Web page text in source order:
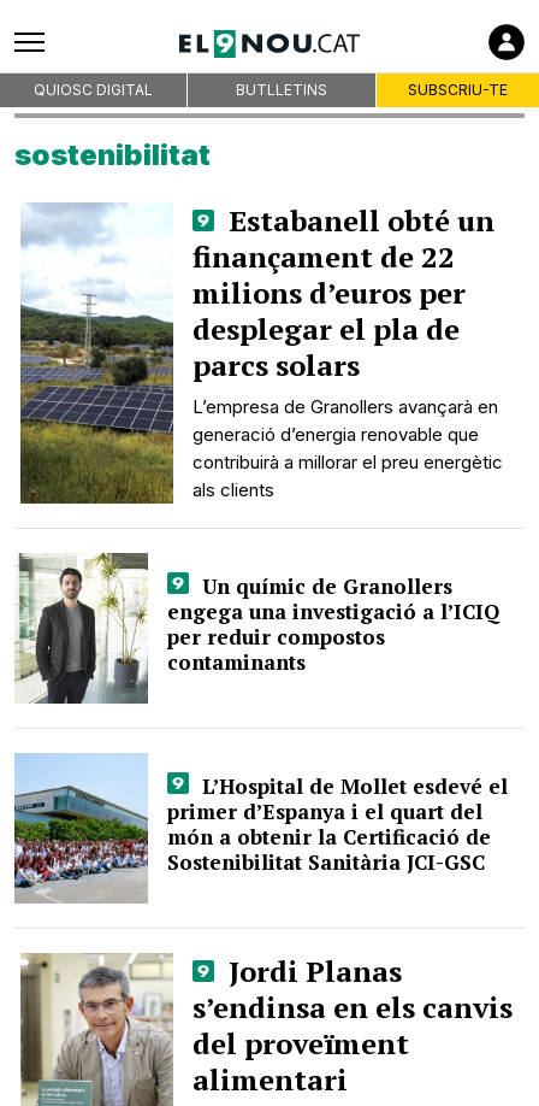
QUIOSC DIGITAL BUTLLETINS SUBSCRIU-TE
sostenibilitat
Estabanell obté un
finançament de 22
milions d’euros per
desplegar el pla de
parcs solars
L’empresa de Granollers avançarà en
generació d’energia renovable que
contribuirà a millorar el preu energètic
als clients
Un químic de Granollers
engega una investigació a l’ICIQ
per reduir compostos
contaminants
L’Hospital de Mollet esdevé el
primer d’Espanya i el quart del
món a obtenir la Certificació de
Sostenibilitat Sanitària JCI-GSC
Jordi Planas
s’endinsa en els canvis
del proveïment
alimentari